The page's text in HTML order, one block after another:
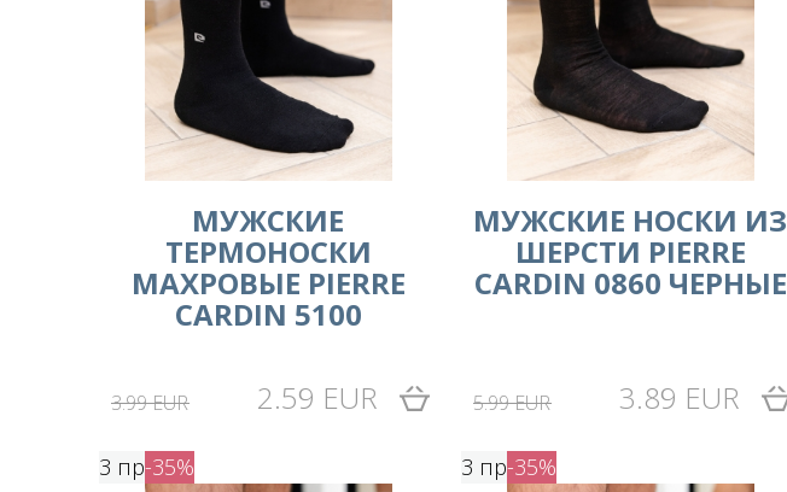
МУЖСКИЕ
ТЕРМОНОСКИ
МАХРОВЫЕ PIERRE
CARDIN 5100
3.99 EUR 2.59 EUR
МУЖСКИЕ НОСКИ ИЗ
ШЕРСТИ PIERRE
CARDIN 0860 ЧЕРНЫЕ
5.99 EUR 3.89 EUR
3 пр-35% 3 пр-35%